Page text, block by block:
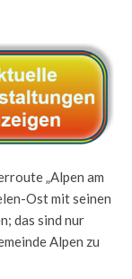
„Alpen am
Ost mit seinen
das sind nur
Alpen zu